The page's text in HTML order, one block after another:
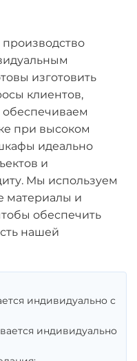
изготовить
клиентов,
обеспечиваем
при высоком
идеально
и
Мы используем
материалы и
обеспечить
нашей
индивидуально с
индивидуально